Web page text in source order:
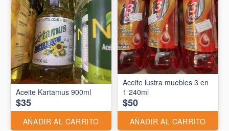
Aceite Kartamus 900ml
$35
AÑADIR AL CARRITO
Aceite lustra muebles 3 en
1 240ml
$50
AÑADIR AL CARRITO